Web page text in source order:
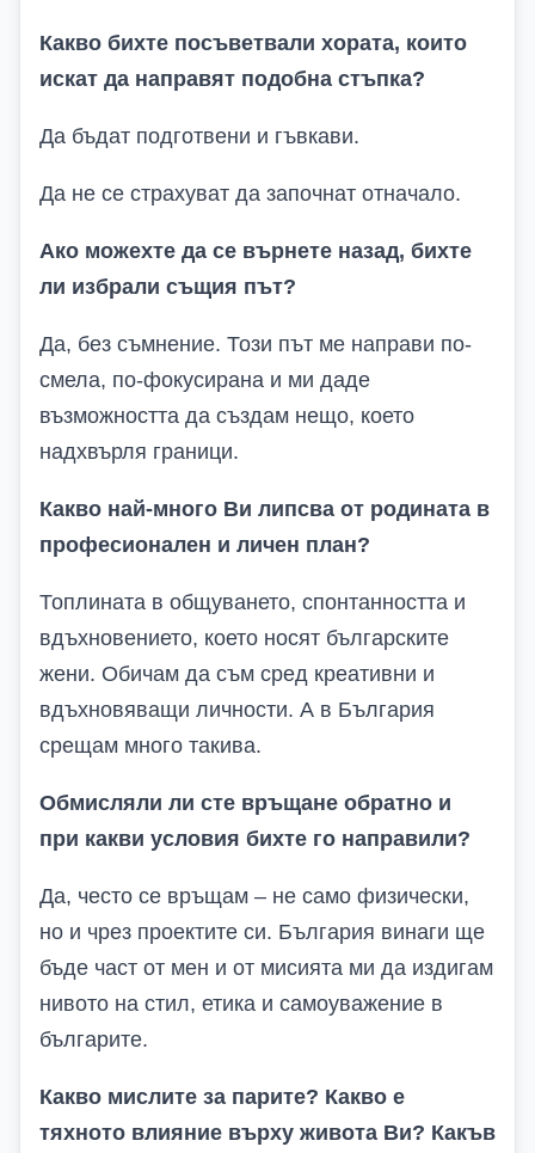
Какво бихте посъветвали хората, които
искат да направят подобна стъпка?
Да бъдат подготвени и гъвкави.
Да не се страхуват да започнат отначало.
Ако можехте да се върнете назад, бихте
ли избрали същия път?
Да, без съмнение. Този път ме направи по-
смела, по-фокусирана и ми даде
възможността да създам нещо, което
надхвърля граници.
Какво най-много Ви липсва от родината в
професионален и личен план?
Топлината в общуването, спонтанността и
вдъхновението, което носят българските
жени. Обичам да съм сред креативни и
вдъхновяващи личности. А в България
срещам много такива.
Обмисляли ли сте връщане обратно и
при какви условия бихте го направили?
Да, често се връщам – не само физически,
но и чрез проектите си. България винаги ще
бъде част от мен и от мисията ми да издигам
нивото на стил, етика и самоуважение в
българите.
Какво мислите за парите? Какво е
тяхното влияние върху живота Ви? Какъв